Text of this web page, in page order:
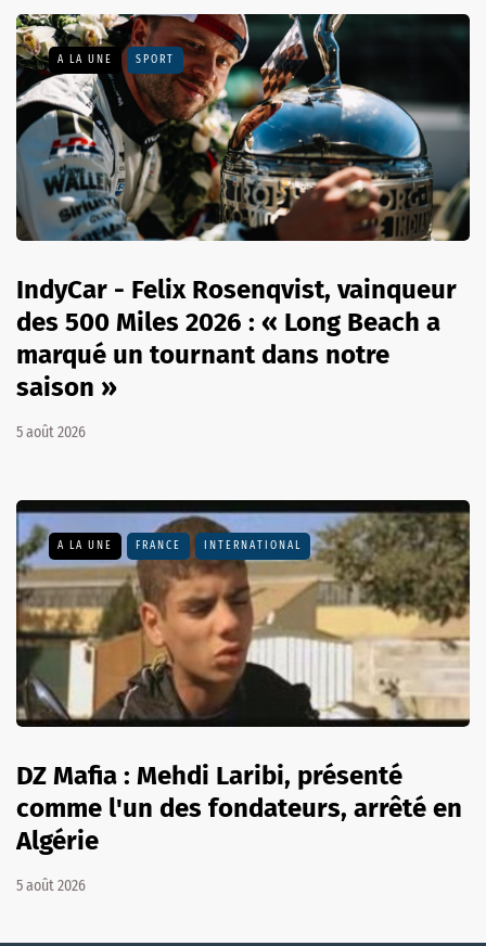
A LA UNE SPORT
IndyCar - Felix Rosenqvist, vainqueur
des 500 Miles 2026 : « Long Beach a
marqué un tournant dans notre
saison »
5 août 2026
A LA UNE FRANCE INTERNATIONAL
DZ Mafia : Mehdi Laribi, présenté
comme l'un des fondateurs, arrêté en
Algérie
5 août 2026